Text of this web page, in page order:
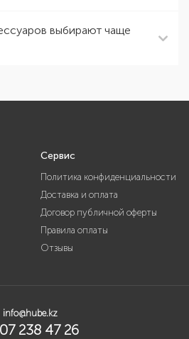
выбирают чаще
Сервис
Политика конфиденциальности
Доставка и оплата
Договор публичной оферты
Правила оплаты
Отзывы
info@hube.kz
238 47 26